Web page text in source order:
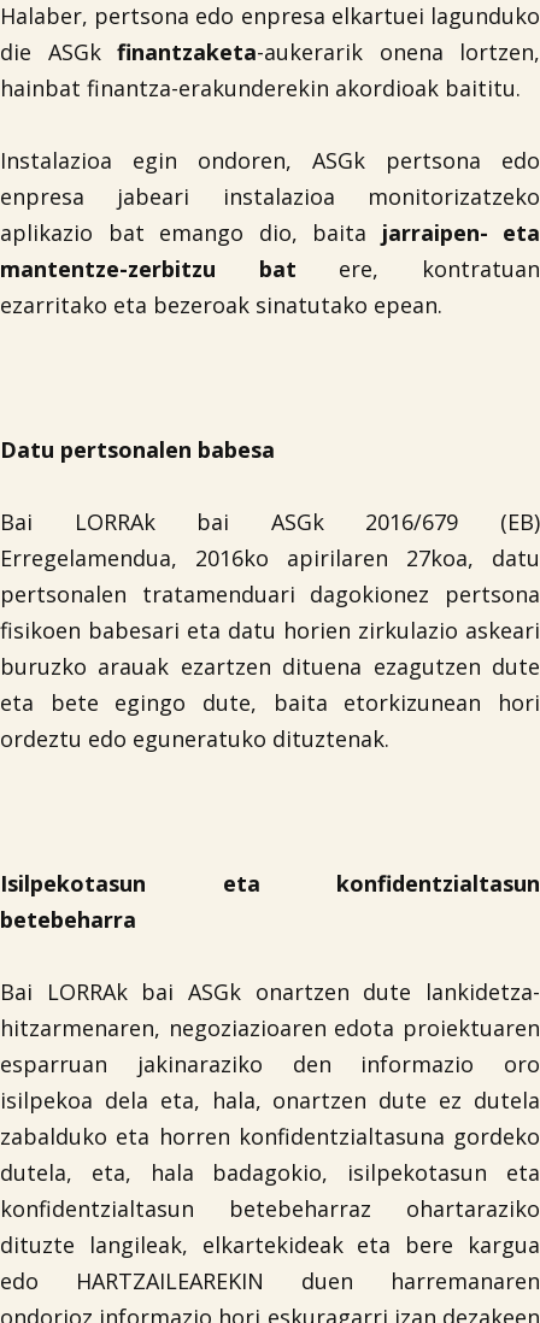
Halaber, pertsona edo enpresa elkartuei lagunduko
die ASGk finantzaketa-aukerarik onena lortzen,
hainbat finantza-erakunderekin akordioak baititu.
Instalazioa egin ondoren, ASGk pertsona edo
enpresa jabeari instalazioa monitorizatzeko
aplikazio bat emango dio, baita jarraipen- eta
mantentze-zerbitzu bat ere, kontratuan
ezarritako eta bezeroak sinatutako epean.
Datu pertsonalen babesa
Bai LORRAk bai ASGk 2016/679 (EB)
Erregelamendua, 2016ko apirilaren 27koa, datu
pertsonalen tratamenduari dagokionez pertsona
fisikoen babesari eta datu horien zirkulazio askeari
buruzko arauak ezartzen dituena ezagutzen dute
eta bete egingo dute, baita etorkizunean hori
ordeztu edo eguneratuko dituztenak.
Isilpekotasun eta konfidentzialtasun
betebeharra
Bai LORRAk bai ASGk onartzen dute lankidetza-
hitzarmenaren, negoziazioaren edota proiektuaren
esparruan jakinaraziko den informazio oro
isilpekoa dela eta, hala, onartzen dute ez dutela
zabalduko eta horren konfidentzialtasuna gordeko
dutela, eta, hala badagokio, isilpekotasun eta
konfidentzialtasun betebeharraz ohartaraziko
dituzte langileak, elkartekideak eta bere kargua
edo HARTZAILEAREKIN duen harremanaren
ondorioz informazio hori eskuragarri izan dezakeen